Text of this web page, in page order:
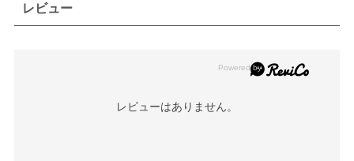
レビュー
レビューはありません。